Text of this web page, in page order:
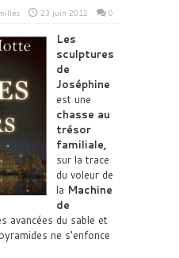
23 juin 2012 0
Les
sculptures
de
Joséphine
est une
chasse au
trésor
familiale,
sur la trace
du voleur de
la Machine
de
avancées du sable et
ne s’enfonce